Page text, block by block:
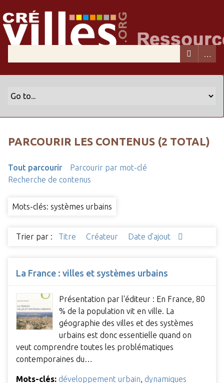
PARCOURIR LES CONTENUS (2 TOTAL)
Tout parcourir
Parcourir par mot-clé
Recherche de contenus
Mots-clés: systèmes urbains
Trier par : Titre Créateur Date d'ajout
La France : villes et systèmes urbains
Présentation par l'éditeur : En France, 80
% de la population vit en ville. La
géographie des villes et des systèmes
urbains est donc essentielle quand on
veut comprendre toutes les problématiques
contemporaines du…
Mots-clés: développement urbain dynamiques